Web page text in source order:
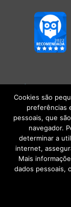
POLÍTICA DE
GERAIS DE VENDA|
Cookies são
preferências
pessoais, que
navegador.
determinar a
internet,
Mais
dados pessoais,